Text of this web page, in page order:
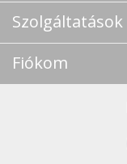
Szolgáltatások
Fiókom